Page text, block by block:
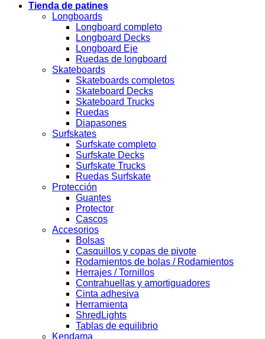
Tienda de patines
Longboards
Longboard completo
Longboard Decks
Longboard Eje
Ruedas de longboard
Skateboards
Skateboards completos
Skateboard Decks
Skateboard Trucks
Ruedas
Diapasones
Surfskates
Surfskate completo
Surfskate Decks
Surfskate Trucks
Ruedas Surfskate
Protección
Guantes
Protector
Cascos
Accesorios
Bolsas
Casquillos y copas de pivote
Rodamientos de bolas / Rodamientos
Herrajes / Tornillos
Contrahuellas y amortiguadores
Cinta adhesiva
Herramienta
ShredLights
Tablas de equilibrio
Kendama